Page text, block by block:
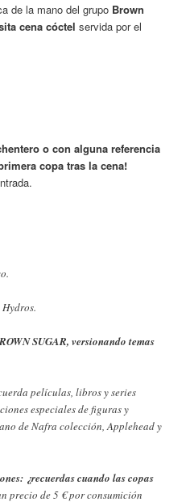
de la mano del grupo Brown
cena cóctel servida por el
o con alguna referencia
copa tras la cena!
SUGAR, versionando temas
películas, libros y series
especiales de figuras y
de Nafra colección, Applehead y
¿recuerdas cuando las copas
precio de 5 € por consumición